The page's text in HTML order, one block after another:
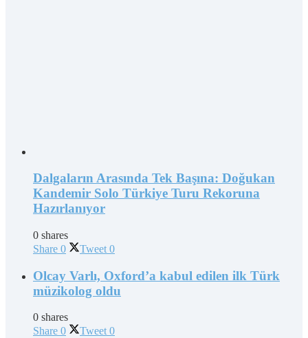
Dalgaların Arasında Tek Başına: Doğukan
Kandemir Solo Türkiye Turu Rekoruna
Hazırlanıyor
0 shares
Share 0 Tweet 0
Olcay Varlı, Oxford’a kabul edilen ilk Türk
müzikolog oldu
0 shares
Share 0 Tweet 0